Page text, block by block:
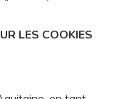
LES COOKIES